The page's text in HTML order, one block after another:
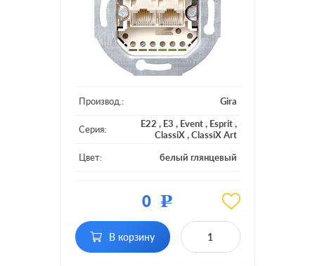
Производ.: Gira
Серия: E22 , E3 , Event, Esprit,
ClassiX,ClassiX Art
Цвет:
белый глянцевый
разъема:
RJ11, RJ12, RJ45 Cat.3
(ISDN)
0 Р
В корзину